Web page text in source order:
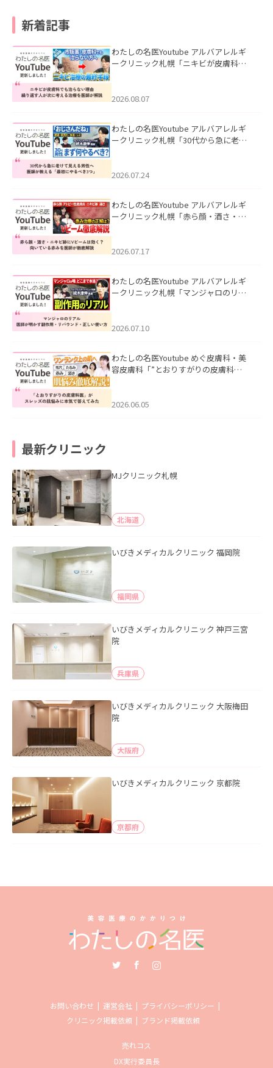
新着記事
わたしの名医Youtube アルバアレルギ
ークリニック札幌「ニキビが皮膚科で
ました。
2026.08.07
わたしの名医Youtube アルバアレルギ
ークリニック札幌「30代から急に老け
た。
2026.07.24
わたしの名医Youtube アルバアレルギ
ークリニック札幌「赤ら顔・酒さ・ニ
した。
2026.07.17
わたしの名医Youtube アルバアレルギ
ークリニック札幌「マンジャロのリア
た。
2026.07.10
わたしの名医Youtube めぐ皮膚科・美
容皮膚科「”とおりすがりの皮膚科
2026.06.05
最新クリニック
MJクリニック札幌
北海道
いびきメディカルクリニック 福岡院
福岡県
いびきメディカルクリニック 神戸三宮
院
兵庫県
いびきメディカルクリニック 大阪梅田
院
大阪府
いびきメディカルクリニック 京都院
京都府
お問い合わせ 運営会社
プライバシーポリシー
クリニック掲載依頼
ブランド掲載依頼
売れコス
DX実行委員長